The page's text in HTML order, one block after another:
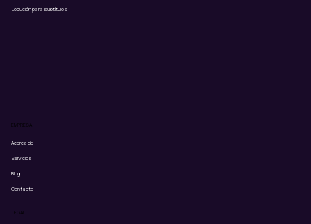
Locución para subtítulos
EMPRESA
Acerca de
Servicios
Blog
Contacto
LEGAL